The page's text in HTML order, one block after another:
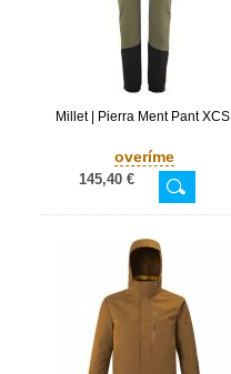
Millet | Pierra Ment Pant XCS
overíme
145,40 €